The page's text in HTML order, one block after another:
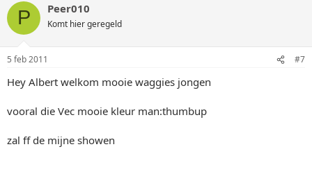
P Peer010
Komt hier geregeld
5 feb 2011 #7
Hey Albert welkom mooie waggies jongen
vooral die Vec mooie kleur man:thumbup
zal ff de mijne showen